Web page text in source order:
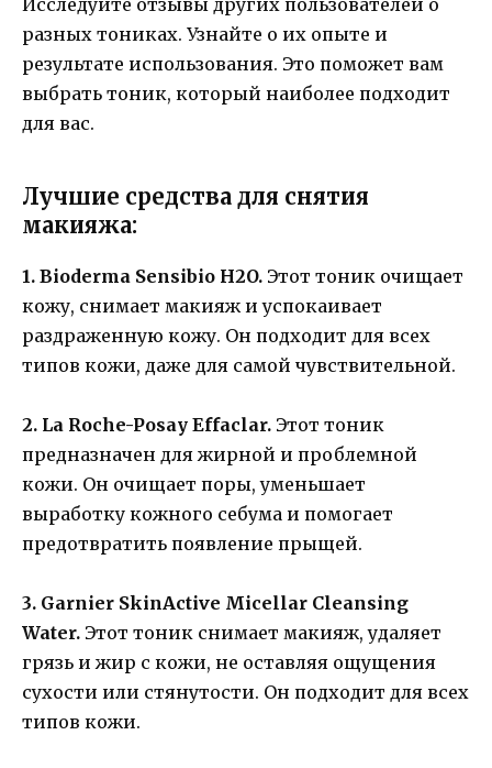
разных тониках. Узнайте о их опыте и
результате использования. Это поможет вам
выбрать тоник, который наиболее подходит
для вас.
Лучшие средства для снятия
макияжа:
1. Bioderma Sensibio H2O. Этот тоник очищает
кожу, снимает макияж и успокаивает
раздраженную кожу. Он подходит для всех
типов кожи, даже для самой чувствительной.
2. La Roche-Posay Effaclar. Этот тоник
предназначен для жирной и проблемной
кожи. Он очищает поры, уменьшает
выработку кожного себума и помогает
предотвратить появление прыщей.
3. Garnier SkinActive Micellar Cleansing
Water. Этот тоник снимает макияж, удаляет
грязь и жир с кожи, не оставляя ощущения
сухости или стянутости. Он подходит для всех
типов кожи.